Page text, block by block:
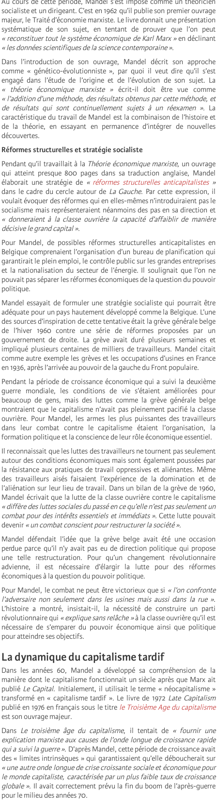
socialiste et un dirigeant. C’est en 1962 qu’il publie son premier ouvrage
majeur, le Traité d’économie marxiste. Le livre donnait une présentation
systématique de son sujet, en tentant de prouver que l’on peut
« reconstituer tout le système économique de Karl Marx »en déclinant
« les données scientifiques de la science contemporaine ».
Dans l’introduction de son ouvrage, Mandel décrit son approche
comme « génético-évolutionniste », par quoi il veut dire qu’il s’est
engagé dans l’étude de l’origine et de l’évolution de son sujet. La
« théorie économique marxiste »écrit-il doit être vue comme
« l’addition d’une méthode, des résultats obtenus par cette méthode, et
de résultats qui sont continuellement sujets à un réexamen ». La
caractéristique du travail de Mandel est la combinaison de l’histoire et
de la théorie, en essayant en permanence d’intégrer de nouvelles
découvertes.
Réformes structurelles et stratégie socialiste
Pendant qu’il travaillait à la Théorie économique marxiste, un ouvrage
qui atteint presque 800 pages dans sa traduction anglaise, Mandel
élaborait une stratégie de « réformes structurelles anticapitalistes»
dans le cadre du cercle autour de La Gauche. Par cette expression, il
voulait évoquer des réformes qui en elles-mêmes n’introduiraient pas le
socialisme mais représenteraient néanmoins des pas en sa direction et
« donneraient à la classe ouvrière la capacité d’affaiblir de manière
décisive le grand capital ».
Pour Mandel, de possibles réformes structurelles anticapitalistes en
Belgique comprenaient l’organisation d’un bureau de planification qui
garantirait le plein emploi, le contrôle public sur les grandes entreprises
et la nationalisation du secteur de l’énergie. Il soulignait que l’on ne
pouvait pas séparer les réformes économiques de la question du pouvoir
politique.
Mandel essayait de formuler une stratégie socialiste qui pourrait être
adéquate pour un pays hautement développé comme la Belgique. L’une
des sources d’inspiration de cette tentative était la grève générale belge
de l’hiver 1960 contre une série de réformes proposées par un
gouvernement de droite. La grève avait duré plusieurs semaines et
impliqué plusieurs centaines de milliers de travailleurs. Mandel citait
comme autre exemple les grèves et les occupations d’usines en France
en 1936, après l’arrivée au pouvoir de la gauche du Front populaire.
Pendant la période de croissance économique qui a suivi la deuxième
guerre mondiale, les conditions de vie s’étaient améliorées pour
beaucoup de gens, mais des luttes comme la grève générale belge
montraient que le capitalisme n’avait pas pleinement pacifié la classe
ouvrière. Pour Mandel, les armes les plus puissantes des travailleurs
dans leur combat contre le capitalisme étaient l’organisation, la
formation politique et la conscience de leur rôle économique essentiel.
Il reconnaissait que les luttes des travailleurs ne tournent pas seulement
autour des conditions économiques mais sont également poussées par
la résistance aux pratiques de travail oppressives et aliénantes. Même
des travailleurs aisés faisaient l’expérience de la domination et de
l’aliénation sur leur lieu de travail. Dans un bilan de la grève de 1960,
Mandel écrivait que la lutte de la classe ouvrière contre le capitalisme
« diffère des luttes sociales du passé en ce qu’elle n’est pas seulement un
combat pour des intérêts essentiels et immédiats ». Cette lutte pouvait
devenir « un combat conscient pour restructurer la société ».
Mandel défendait l’idée que la grève belge avait été une occasion
perdue parce qu’il n’y avait pas eu de direction politique qui propose
une telle restructuration. Pour qu’un changement révolutionnaire
advienne, il est nécessaire d’élargir la lutte pour des réformes
économiques à la question du pouvoir politique.
Pour Mandel, le combat ne peut être victorieux que si « l’on confronte
l’adversaire non seulement dans les usines mais aussi dans la rue ».
L’histoire a montré, insistait-il, la nécessité de construire un parti
révolutionnaire qui « explique sans relâche »à la classe ouvrière qu’il est
nécessaire de s’emparer du pouvoir économique ainsi que politique
pour atteindre ses objectifs.
La dynamique du capitalisme tardif
Dans les années 60, Mandel a développé sa compréhension de la
manière dont le capitalisme fonctionnait un siècle après que Marx ait
publié Le Capital. Initialement, il utilisait le terme « néocapitalisme »
transformé en « capitalisme tardif ». Le livre de 1972 Late Capitalism
publié en 1976 en français sous le titre le Troisième Age du capitalisme
est son ouvrage majeur.
Dans Le troisième âge du capitalisme, il tentait de « fournir une
explication marxiste aux causes de l’onde longue de croissance rapide
qui a suivi la guerre ». D’après Mandel, cette période de croissance avait
des « limites intrinsèques » qui garantissaient qu’elle déboucherait sur
« une autre onde longue de crise croissante sociale et économique pour
le monde capitaliste, caractérisée par un plus faible taux de croissance
globale ». Il avait correctement prévu la fin du boom de l’après-guerre
pour le milieu des années 70.